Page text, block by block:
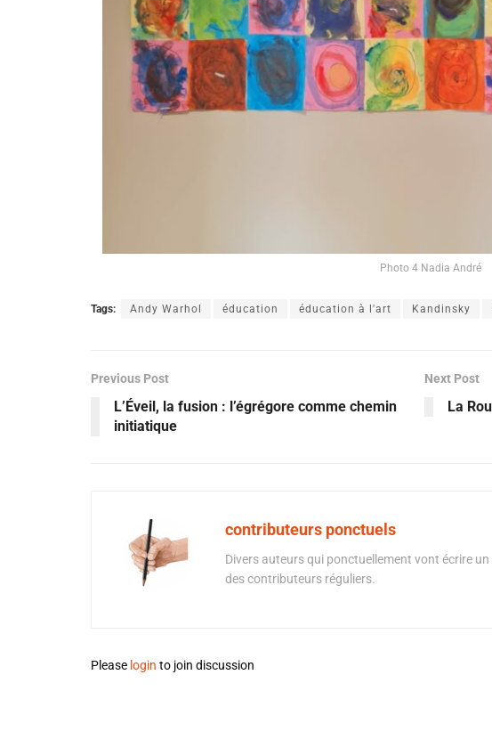
Photo 4 Nadia André
Tags: Andy Warhol éducation éducation à l'art Kandinsky
Previous Post
L’Éveil, la fusion : l’égrégore comme chemin
initiatique
Next Post
La
contributeurs ponctuels
Divers auteurs qui ponctuellement vont écrire
des contributeurs réguliers.
Please login to join discussion